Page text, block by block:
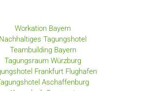
Workation Bayern
Nachhaltiges Tagungshotel
Teambuilding Bayern
Tagungsraum Würzburg
Frankfurt Flughafen
Aschaffenburg